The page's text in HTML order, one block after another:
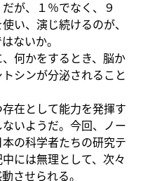
が、１％でなく、９
い、演じ続けるのが、
ないか。
何かをするとき、脳か
シンが分泌されること
在として能力を発揮す
いようだ。今回、ノー
の科学者たちの研究テ
には無理として、次々
させられる。